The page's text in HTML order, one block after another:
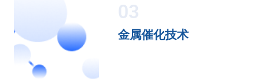
03
金属催化技术